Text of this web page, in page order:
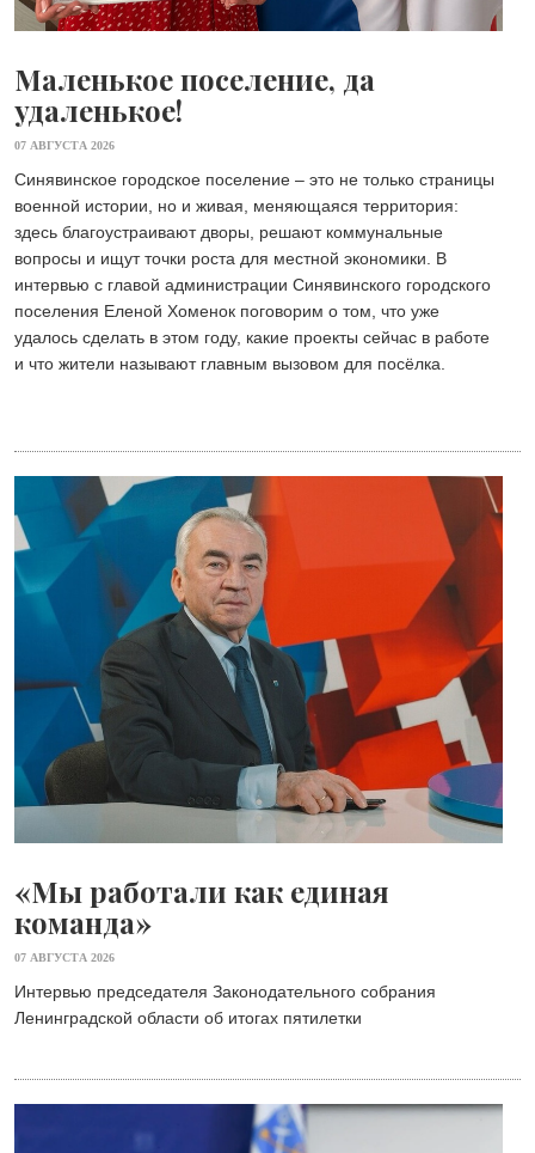
Маленькое поселение, да
удаленькое!
07 АВГУСТА 2026
Синявинское городское поселение – это не только страницы
военной истории, но и живая, меняющаяся территория:
здесь благоустраивают дворы, решают коммунальные
вопросы и ищут точки роста для местной экономики. В
интервью с главой администрации Синявинского городского
поселения Еленой Хоменок поговорим о том, что уже
удалось сделать в этом году, какие проекты сейчас в работе
и что жители называют главным вызовом для посёлка.
«Мы работали как единая
команда»
07 АВГУСТА 2026
Интервью председателя Законодательного собрания
Ленинградской области об итогах пятилетки